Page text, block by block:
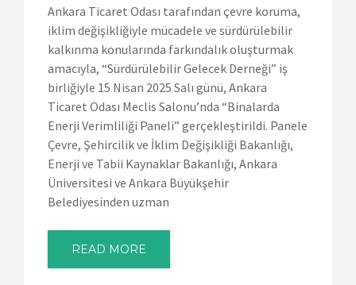
Ankara Ticaret Odası tarafından çevre koruma,
iklim değişikliğiyle mücadele ve sürdürülebilir
kalkınma konularında farkındalık oluşturmak
amacıyla, “Sürdürülebilir Gelecek Derneği” iş
birliğiyle 15 Nisan 2025 Salı günü, Ankara
Ticaret Odası Meclis Salonu’nda “Binalarda
Enerji Verimliliği Paneli” gerçekleştirildi. Panele
Çevre, Şehircilik ve İklim Değişikliği Bakanlığı,
Enerji ve Tabii Kaynaklar Bakanlığı, Ankara
Üniversitesi ve Ankara Büyükşehir
Belediyesinden uzman
READ MORE